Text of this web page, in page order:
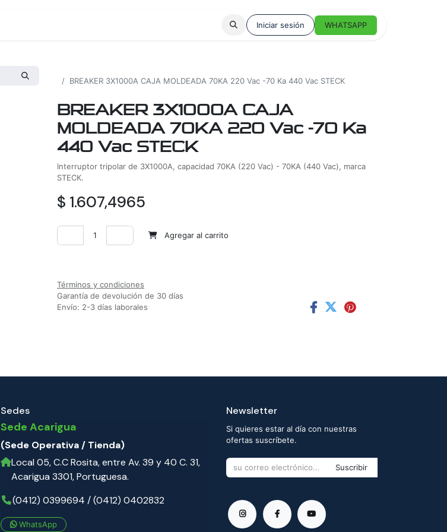
Iniciar sesión WHATSAPP
BREAKER 3X1000A CAJA MOLDEADA 70KA 220 Vac -70 Ka 440 Vac STECK
BREAKER 3X1000A CAJA
MOLDEADA 70KA 220 Vac -70 Ka
440 Vac STECK
Interruptor tripolar de 3X1000A, capacidad 70KA (220 Vac) - 70KA (440 Vac), marca
STECK.
$ 1.607,4965
Agregar al carrito
Términos y condiciones
Garantía de devolución de 30 días
Envío: 2-3 días laborales
Sedes
Sede Acarigua
(Sede Operativa / Tienda)
Local 05, C.C Rosita, entre Av. 39 y 40 C. 31,
Acarigua 3301, Portuguesa.
(0412) 0399694 / (0412) 0402832
WhatsApp
Newsletter
Si quieres estar al día con nuestras
ofertas suscríbete.
Suscribir